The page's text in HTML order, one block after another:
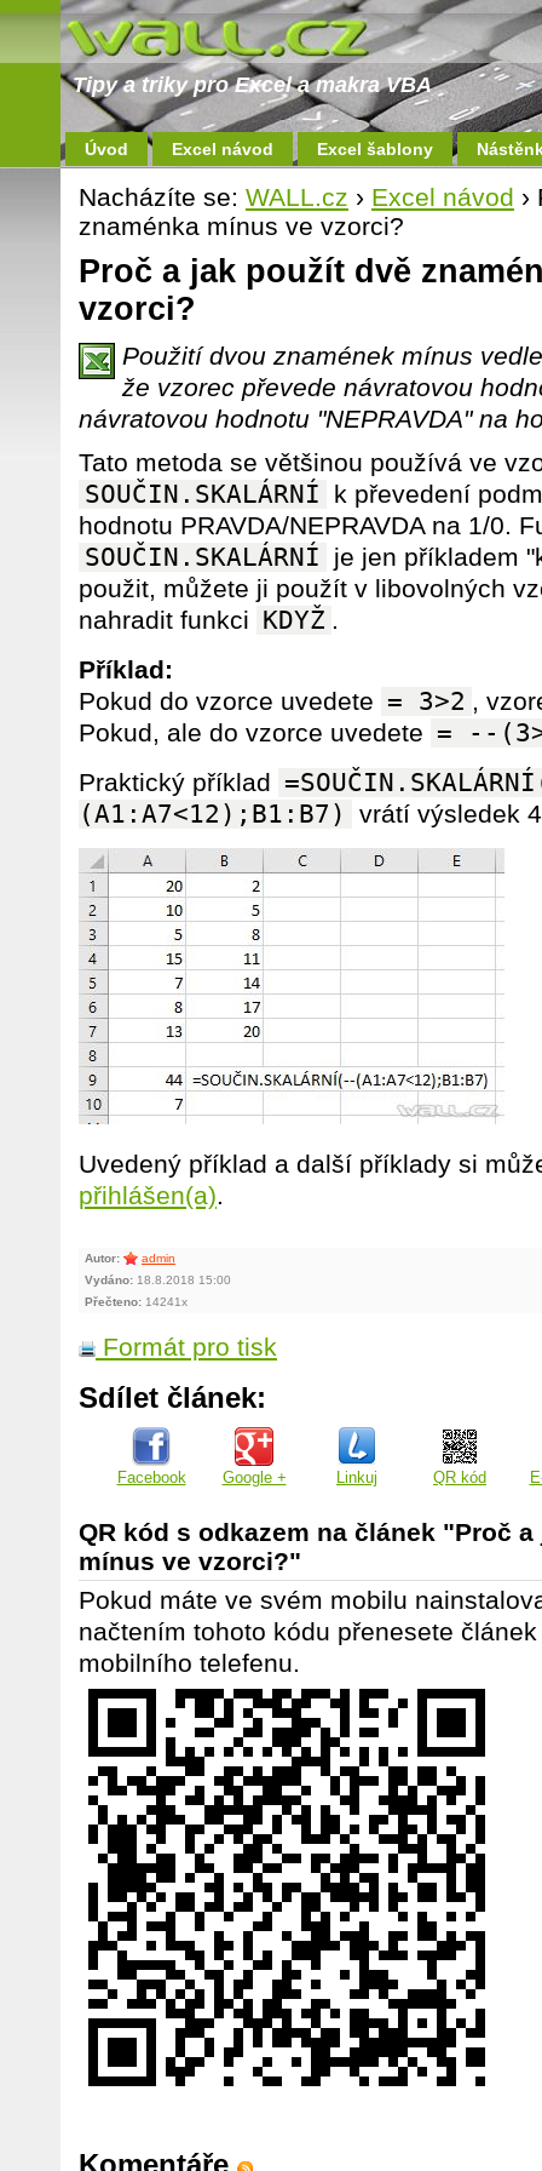
Tipy a triky pro Excel a makra VBA
Úvod Excel návod Excel šablony
Nacházíte se: WALL.cz › Excel návod ›
znaménka mínus ve vzorci?
Proč a jak použít dvě
vzorci?
Použití dvou znamének mínus
že vzorec převede návratovou
návratovou hodnotu "NEPRAVDA" na
Tato metoda se většinou používá ve
SOUČIN.SKALÁRNÍ
k převedení
hodnotu PRAVDA/NEPRAVDA na 1/0.
SOUČIN.SKALÁRNÍ
je jen příkladem
použit, můžete ji použít v libovolných
nahradit funkci KDYŽ .
Příklad:
Pokud do vzorce uvedete = 3>2 ,
Pokud, ale do vzorce uvedete = --
Praktický příklad
(A1:A7<12);B1:B7)
vrátí výsledek
Uvedený příklad a další příklady si
přihlášen(a).
Autor:
admin
Vydáno: 18.8.2018 15:00
Přečteno: 14241x
Formát pro tisk
Sdílet článek:
Facebook Google + Linkuj QR kód
QR kód s odkazem na článek "Proč
mínus ve vzorci?"
Pokud máte ve svém mobilu
načtením tohoto kódu přenesete
mobilního telefenu.
Komentáře